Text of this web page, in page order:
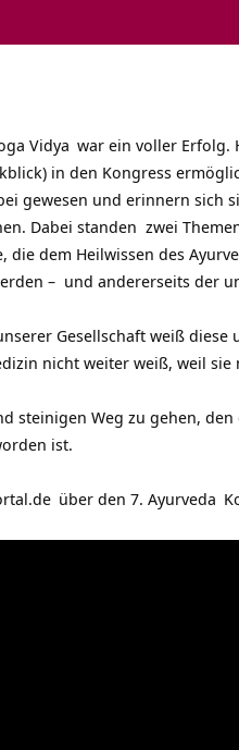
Vidya war ein voller Erfolg.
in den Kongress
gewesen und erinnern
Dabei standen zwei
die dem Heilwissen des
– und andererseits der
Gesellschaft weiß
nicht weiter weiß, weil
steinigen Weg zu gehen,
ist.
über den 7. Ayurveda